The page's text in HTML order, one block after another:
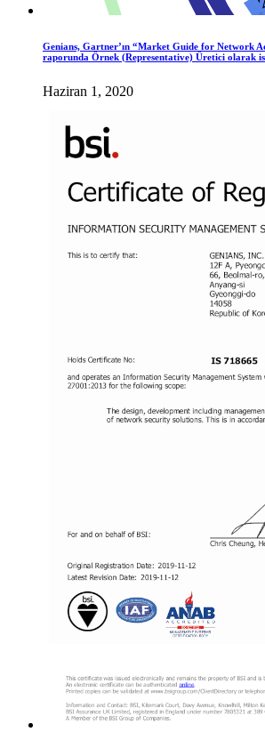
Genians, Gartner’ın “Market Guide for Network
raporunda Örnek (Representative) Üretici olarak
Haziran 1, 2020